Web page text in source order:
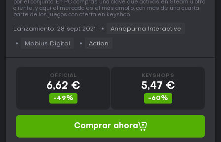
por el conjunto. En PC compras una clave que activas en Steam u otro
cliente, y aquí el mercado es el más amplio, con más de una cuarta
parte de los juegos con oferta en keyshop.
Lanzamiento: 28 sept 2021 Annapurna Interactive
Mobius Digital Action
OFFICIAL
6,62 €
-49%
KEYSHOPS
5,47 €
-60%
Comprar ahora